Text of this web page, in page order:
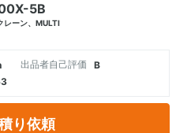
5B
レーン、MULTI
出品者自己評価
B
り依頼